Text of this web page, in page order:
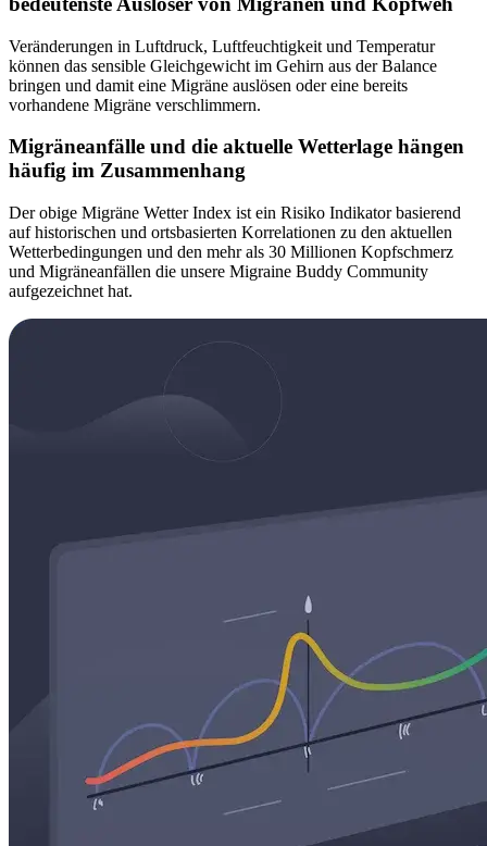
Veränderungen in Luftdruck, Luftfeuchtigkeit und Temperatur
können das sensible Gleichgewicht im Gehirn aus der Balance
bringen und damit eine Migräne auslösen oder eine bereits
vorhandene Migräne verschlimmern.
Migräneanfälle und die aktuelle Wetterlage hängen
häufig im Zusammenhang
Der obige Migräne Wetter Index ist ein Risiko Indikator basierend
auf historischen und ortsbasierten Korrelationen zu den aktuellen
Wetterbedingungen und den mehr als 30 Millionen Kopfschmerz
und Migräneanfällen die unsere Migraine Buddy Community
aufgezeichnet hat.